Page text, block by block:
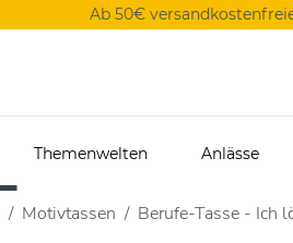
Ab 50€
Themenwelten Anlässe
Motivtassen Berufe-Tasse - Ich